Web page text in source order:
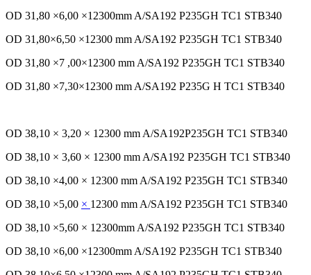
OD 31,80 ×6,00 ×12300mm A/SA192 P235GH TC1 STB340
OD 31,80×6,50 ×12300 mm A/SA192 P235GH TC1 STB340
OD 31,80 ×7 ,00×12300 mm A/SA192 P235GH TC1 STB340
OD 31,80 ×7,30×12300 mm A/SA192 P235G H TC1 STB340
OD 38,10 × 3,20 × 12300 mm A/SA192P235GH TC1 STB340
OD 38,10 × 3,60 × 12300 mm A/SA192 P235GH TC1 STB340
OD 38,10 ×4,00 × 12300 mm A/SA192 P235GH TC1 STB340
OD 38,10 ×5,00 × 12300 mm A/SA192 P235GH TC1 STB340
OD 38,10 ×5,60 × 12300mm A/SA192 P235GH TC1 STB340
OD 38,10 ×6,00 ×12300mm A/SA192 P235GH TC1 STB340